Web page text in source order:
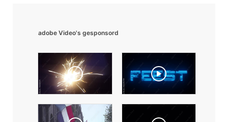
adobe Video's gesponsord